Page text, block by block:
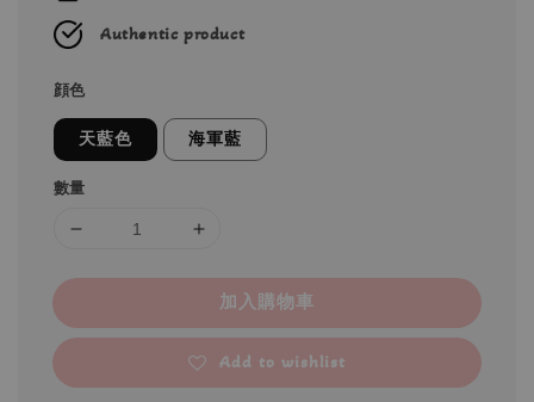
Authentic product
顔色
天藍色 海軍藍
數量
加入購物車
Add to wishlist